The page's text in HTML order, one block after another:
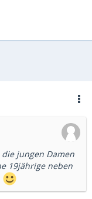
jungen Damen
19jährige neben